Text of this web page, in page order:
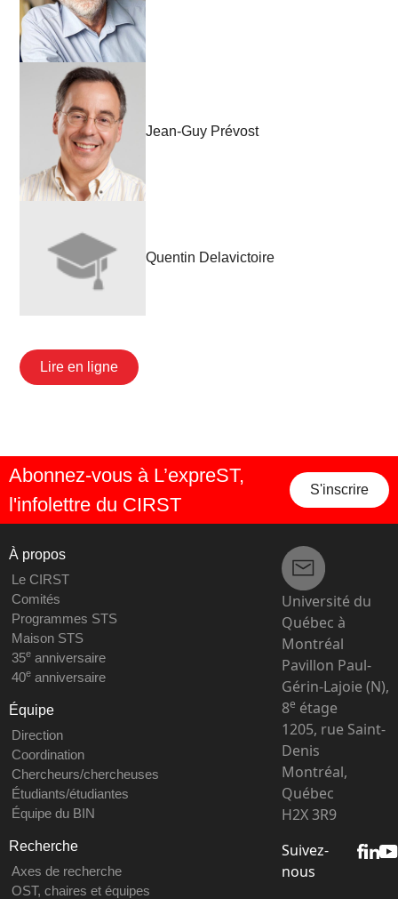
Jean-Guy Prévost
Quentin Delavictoire
Lire en ligne
Abonnez-vous à L’expreST,
l'infolettre du CIRST
S'inscrire
À propos
Le CIRST
Comités
Programmes STS
Maison STS
35eanniversaire
40eanniversaire
Équipe
Direction
Coordination
Chercheurs/chercheuses
Étudiants/étudiantes
Équipe du BIN
Recherche
Axes de recherche
OST, chaires et équipes
Université du
Québec à
Montréal
Pavillon Paul-
Gérin-Lajoie (N),
8e étage
1205, rue Saint-
Denis
Montréal,
Québec
H2X 3R9
Suivez-
nous